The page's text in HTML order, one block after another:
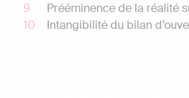
Prééminence de la réalité
Intangibilité du bilan